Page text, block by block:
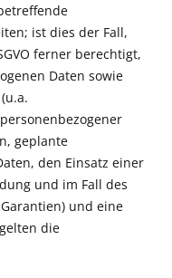
ist dies der Fall,
ferner berechtigt,
Daten sowie
geplante
den Einsatz einer
und im Fall des
und eine
die